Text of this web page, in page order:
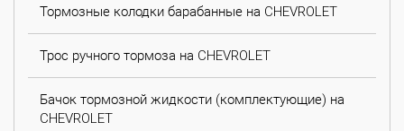
Тормозные колодки барабанные на CHEVROLET
Трос ручного тормоза на CHEVROLET
Бачок тормозной жидкости (комплектующие) на
CHEVROLET